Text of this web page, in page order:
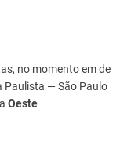
no momento em de
Paulista — São Paulo
Oeste